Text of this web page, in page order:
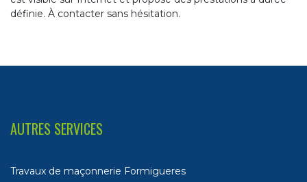
définie. À contacter sans hésitation.
AUTRES SERVICES
Travaux de maçonnerie Formigueres